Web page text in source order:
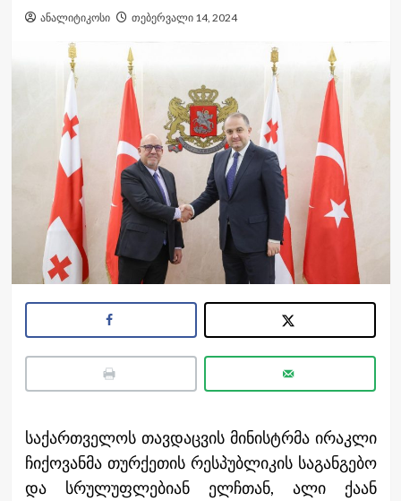
ანალიტიკოსი თებერვალი 14, 2024
საქართველოს თავდაცვის მინისტრმა ირაკლი
ჩიქოვანმა თურქეთის რესპუბლიკის საგანგებო
და სრულუფლებიან ელჩთან, ალი ქაან